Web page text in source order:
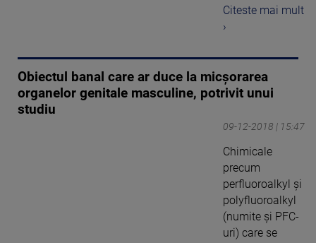
Citeste mai mult
›
Obiectul banal care ar duce la micșorarea
organelor genitale masculine, potrivit unui
studiu
09-12-2018 | 15:47
Chimicale
precum
perfluoroalkyl şi
polyfluoroalkyl
(numite și PFC-
uri) care se